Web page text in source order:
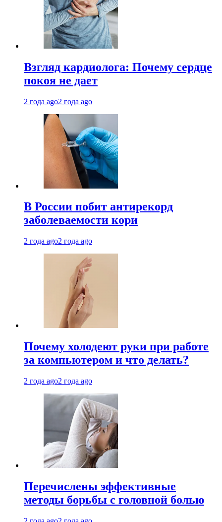
Взгляд кардиолога: Почему сердце
покоя не дает
2 года ago2 года ago
В России побит антирекорд
заболеваемости кори
2 года ago2 года ago
Почему холодеют руки при работе
за компьютером и что делать?
2 года ago2 года ago
Перечислены эффективные
методы борьбы с головной болью